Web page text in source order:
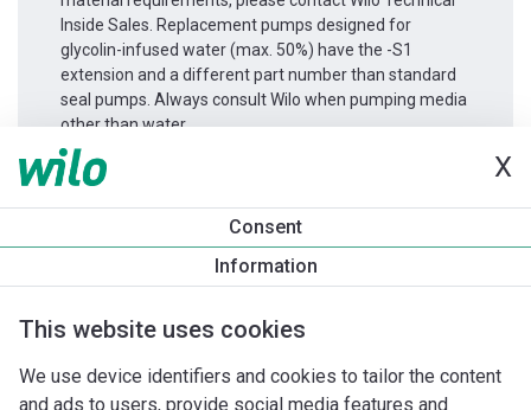
X
Consent
Information
This website uses cookies
We use device identifiers and cookies to tailor the content
and ads to users, provide social media features and
Inside Sales. Replacement pumps designed for
glycolin-infused water (max. 50%) have the -S1
extension and a different part number than standard
seal pumps. Always consult Wilo when pumping media
other than water.
Informace o produktu
Atmos GIGA-D 65/140-7,5/2